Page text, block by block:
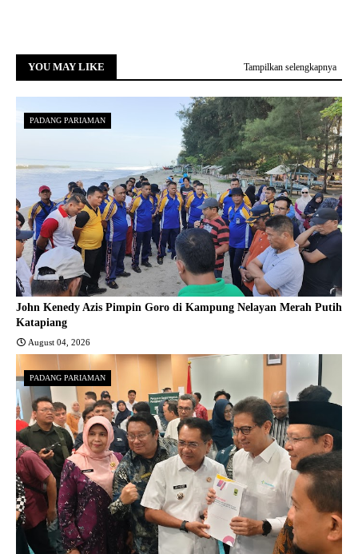
YOU MAY LIKE Tampilkan selengkapnya
PADANG PARIAMAN
John Kenedy Azis Pimpin Goro di Kampung Nelayan Merah Putih
Katapiang
August 04, 2026
PADANG PARIAMAN